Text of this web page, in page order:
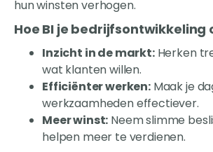
hun winsten verhogen.
Hoe BI je bedrijfsontwikkeling
Inzicht in de markt:Herken
wat klanten willen.
Efficiënter werken:Maak je
werkzaamheden effectiever.
Meer winst: Neem slimme
helpen meer te verdienen.